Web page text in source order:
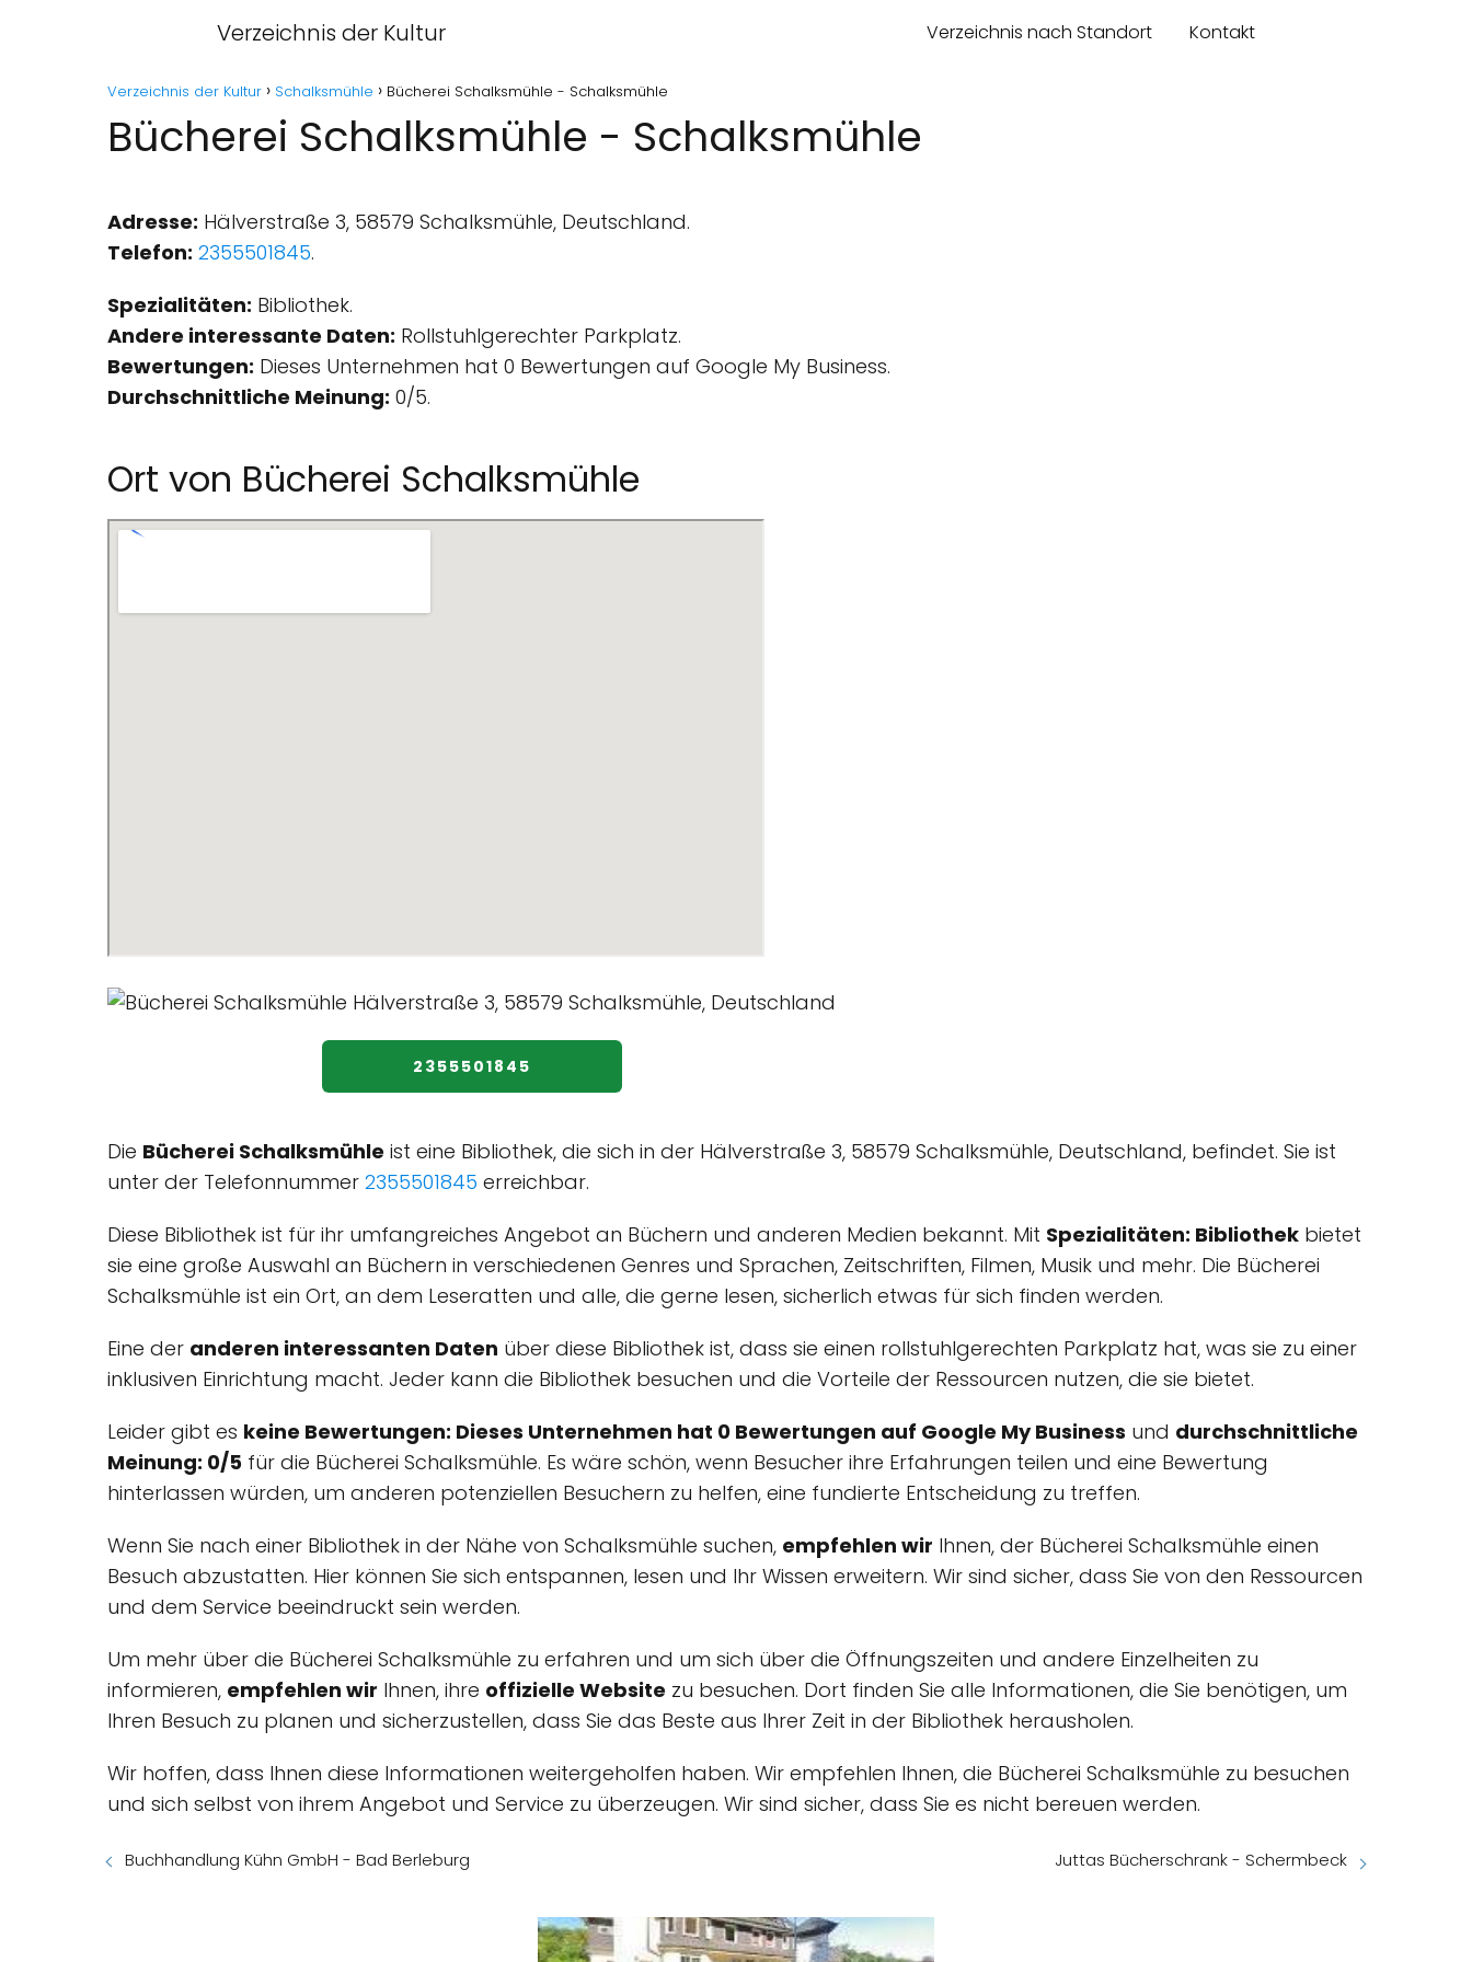
Verzeichnis der Kultur Verzeichnis nach Standort Kontakt
Verzeichnis der Kultur Schalksmühle Bücherei Schalksmühle - Schalksmühle
Bücherei Schalksmühle - Schalksmühle
Adresse: Hälverstraße 3, 58579 Schalksmühle, Deutschland.
Telefon: 2355501845.
Spezialitäten: Bibliothek.
Andere interessante Daten: Rollstuhlgerechter Parkplatz.
Bewertungen: Dieses Unternehmen hat 0 Bewertungen auf Google My Business.
Durchschnittliche Meinung: 0/5.
Ort von Bücherei Schalksmühle
2355501845
Die Bücherei Schalksmühle ist eine Bibliothek, die sich in der Hälverstraße 3, 58579 Schalksmühle, Deutschland, befindet. Sie ist
unter der Telefonnummer 2355501845 erreichbar.
Diese Bibliothek ist für ihr umfangreiches Angebot an Büchern und anderen Medien bekannt. Mit Spezialitäten: Bibliothek bietet
sie eine große Auswahl an Büchern in verschiedenen Genres und Sprachen, Zeitschriften, Filmen, Musik und mehr. Die Bücherei
Schalksmühle ist ein Ort, an dem Leseratten und alle, die gerne lesen, sicherlich etwas für sich finden werden.
Eine der anderen interessanten Daten über diese Bibliothek ist, dass sie einen rollstuhlgerechten Parkplatz hat, was sie zu einer
inklusiven Einrichtung macht. Jeder kann die Bibliothek besuchen und die Vorteile der Ressourcen nutzen, die sie bietet.
Leider gibt es keine Bewertungen: Dieses Unternehmen hat 0 Bewertungen auf Google My Business und durchschnittliche
Meinung: 0/5 für die Bücherei Schalksmühle. Es wäre schön, wenn Besucher ihre Erfahrungen teilen und eine Bewertung
hinterlassen würden, um anderen potenziellen Besuchern zu helfen, eine fundierte Entscheidung zu treffen.
Wenn Sie nach einer Bibliothek in der Nähe von Schalksmühle suchen, empfehlen wir Ihnen, der Bücherei Schalksmühle einen
Besuch abzustatten. Hier können Sie sich entspannen, lesen und Ihr Wissen erweitern. Wir sind sicher, dass Sie von den Ressourcen
und dem Service beeindruckt sein werden.
Um mehr über die Bücherei Schalksmühle zu erfahren und um sich über die Öffnungszeiten und andere Einzelheiten zu
informieren, empfehlen wir Ihnen, ihre offizielle Website zu besuchen. Dort finden Sie alle Informationen, die Sie benötigen, um
Ihren Besuch zu planen und sicherzustellen, dass Sie das Beste aus Ihrer Zeit in der Bibliothek herausholen.
Wir hoffen, dass Ihnen diese Informationen weitergeholfen haben. Wir empfehlen Ihnen, die Bücherei Schalksmühle zu besuchen
und sich selbst von ihrem Angebot und Service zu überzeugen. Wir sind sicher, dass Sie es nicht bereuen werden.
Buchhandlung Kühn GmbH - Bad Berleburg Juttas Bücherschrank - Schermbeck